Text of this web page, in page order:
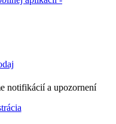
notifikácií a upozornení